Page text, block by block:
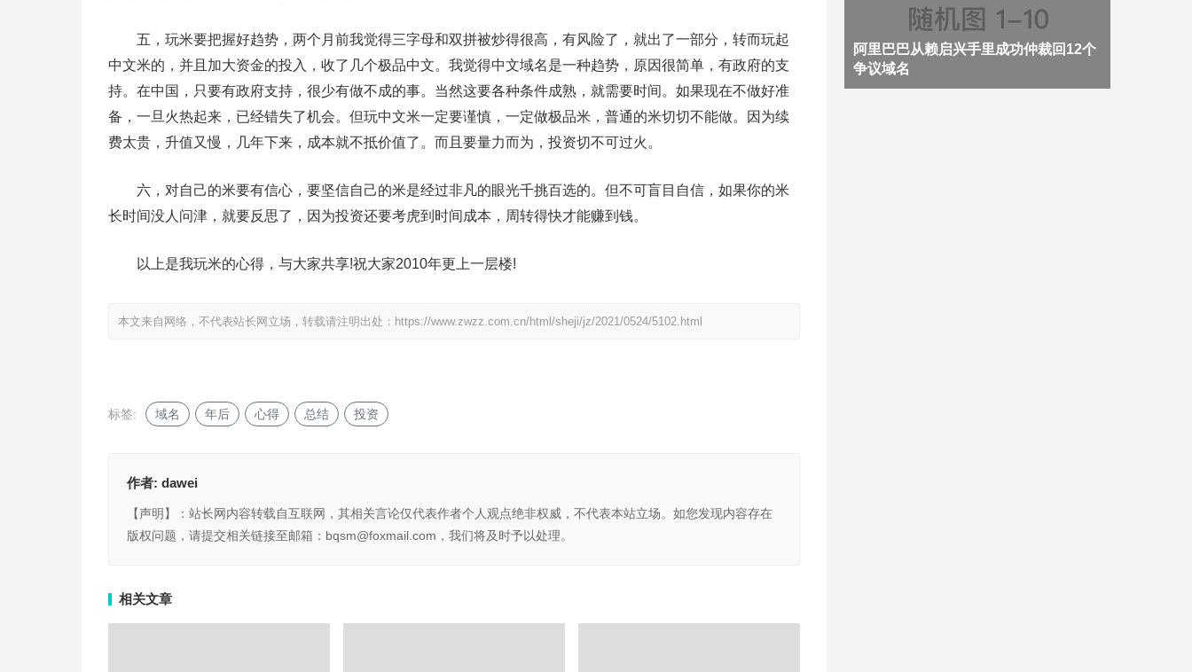
五，玩米要把握好趋势，两个月前我觉得三字母和双拼被炒得很高，有风险了，就出了一部分，转而玩起
中文米的，并且加大资金的投入，收了几个极品中文。我觉得中文域名是一种趋势，原因很简单，有政府的支
持。在中国，只要有政府支持，很少有做不成的事。当然这要各种条件成熟，就需要时间。如果现在不做好准
备，一旦火热起来，已经错失了机会。但玩中文米一定要谨慎，一定做极品米，普通的米切切不能做。因为续
费太贵，升值又慢，几年下来，成本就不抵价值了。而且要量力而为，投资切不可过火。
六，对自己的米要有信心，要坚信自己的米是经过非凡的眼光千挑百选的。但不可盲目自信，如果你的米
长时间没人问津，就要反思了，因为投资还要考虎到时间成本，周转得快才能赚到钱。
以上是我玩米的心得，与大家共享!祝大家2010年更上一层楼!
本文来自网络，不代表站长网立场，转载请注明出处： https://www.zwzz.com.cn/html/sheji/jz/2021/0524/5102.html
标签: 域名 年后 心得 总结 投资
作者: dawei
【声明】：站长网内容转载自互联网，其相关言论仅代表作者个人观点绝非权威，不代表本站立场。如您发现内容存在
版权问题，请提交相关链接至邮箱：bqsm@foxmail.com，我们将及时予以处理。
相关文章
阿里巴巴从赖启兴手里成功仲裁回12个
争议域名